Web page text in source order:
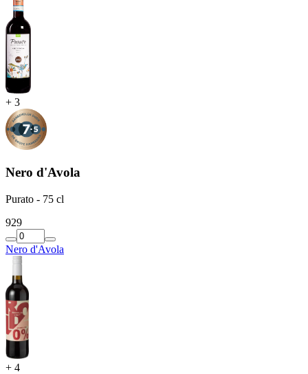
+ 3
Nero d'Avola
Purato - 75 cl
929
Nero d'Avola
+ 4